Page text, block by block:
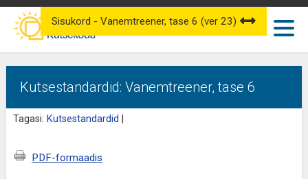
Kutsestandardid: Vanemtreener, tase 6
Tagasi: Kutsestandardid
Sisukord - Vanemtreener, tase 6 (ver 23)
PDF-formaadis